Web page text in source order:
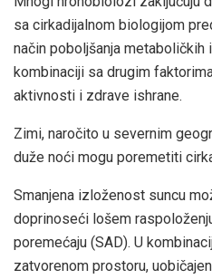
sa cirkadijalnom biologijom
način poboljšanja metaboličkih
kombinaciji sa drugim
aktivnosti i zdrave ishrane.
Zimi, naročito u severnim
duže noći mogu poremetiti
Smanjena izloženost suncu
doprinoseći lošem
poremećaju (SAD). U
zatvorenom prostoru,